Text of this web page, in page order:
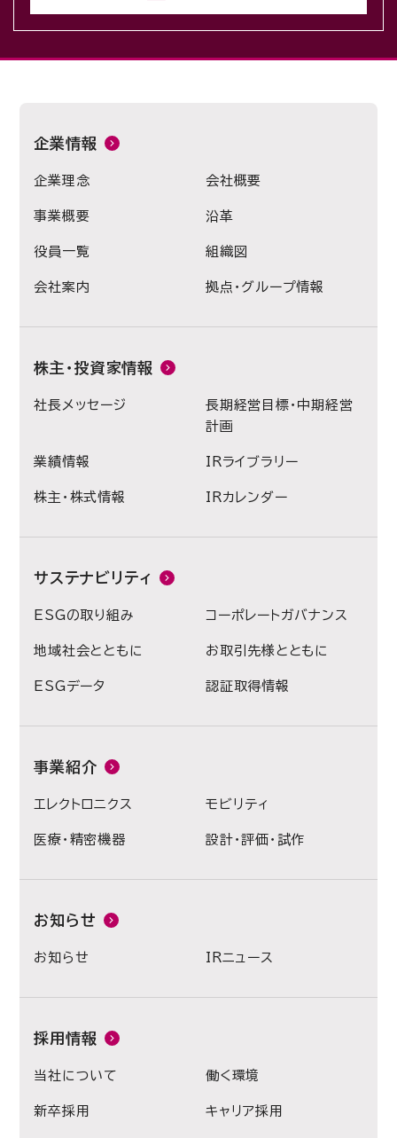
企業情報
企業理念 会社概要
事業概要 沿革
役員一覧 組織図
会社案内 拠点・グループ情報
株主・投資家情報
社長メッセージ
長期経営目標・中期経営
計画
業績情報 IRライブラリー
株主・株式情報 IRカレンダー
サステナビリティ
ESGの取り組み コーポレートガバナンス
地域社会とともに お取引先様とともに
ESGデータ 認証取得情報
事業紹介
エレクトロニクス モビリティ
医療・精密機器 設計・評価・試作
お知らせ
お知らせ IRニュース
採用情報
当社について 働く環境
新卒採用 キャリア採用